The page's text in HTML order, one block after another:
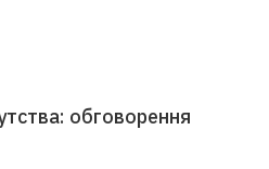
обговорення